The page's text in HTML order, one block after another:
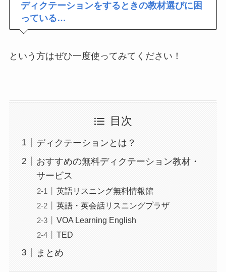
ディクテーションをするときの教材選びに困
っている…
という方はぜひ一度使ってみてください！
目次
ディクテーションとは？
おすすめの無料ディクテーション教材・
サービス
英語リスニング無料情報館
英語・英会話リスニングプラザ
VOA Learning English
TED
まとめ